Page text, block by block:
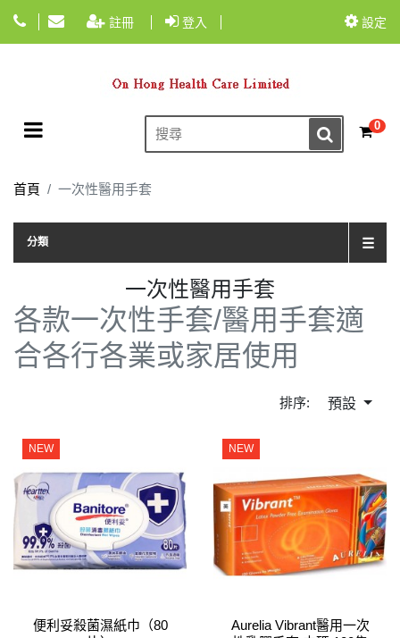
設定
註冊 登入
Toggle navigation 0
首頁 一次性醫用手套
分類 ☰
一次性醫用手套
各款一次性手套/醫用手套適
合各行各業或家居使用
排序: 預設
NEW
便利妥殺菌濕紙巾（80
NEW
Aurelia Vibrant醫用一次